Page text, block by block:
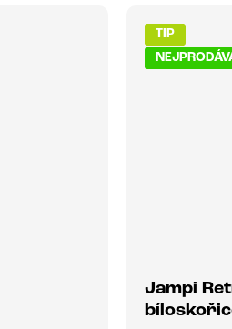
TIP
Jampi